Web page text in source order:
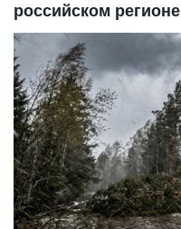
российском регионе